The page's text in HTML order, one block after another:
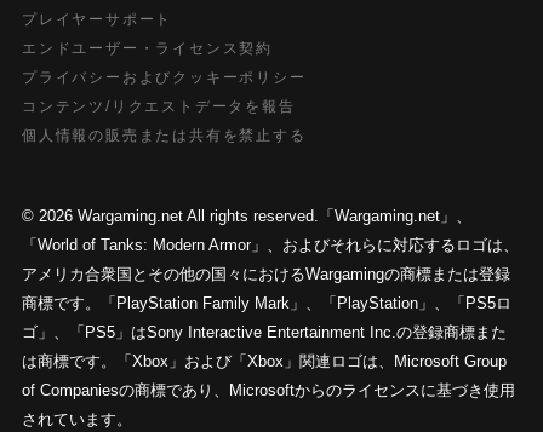
プレイヤーサポート
エンドユーザー・ライセンス契約
プライバシーおよびクッキーポリシー
コンテンツ/リクエストデータを報告
個人情報の販売または共有を禁止する
© 2026 Wargaming.net All rights reserved.「Wargaming.net」、
「World of Tanks: Modern Armor」、およびそれらに対応するロゴは、
アメリカ合衆国とその他の国々におけるWargamingの商標または登録
商標です。「PlayStation Family Mark」、「PlayStation」、「PS5ロ
ゴ」、「PS5」はSony Interactive Entertainment Inc.の登録商標また
は商標です。「Xbox」および「Xbox」関連ロゴは、Microsoft Group
of Companiesの商標であり、Microsoftからのライセンスに基づき使用
されています。